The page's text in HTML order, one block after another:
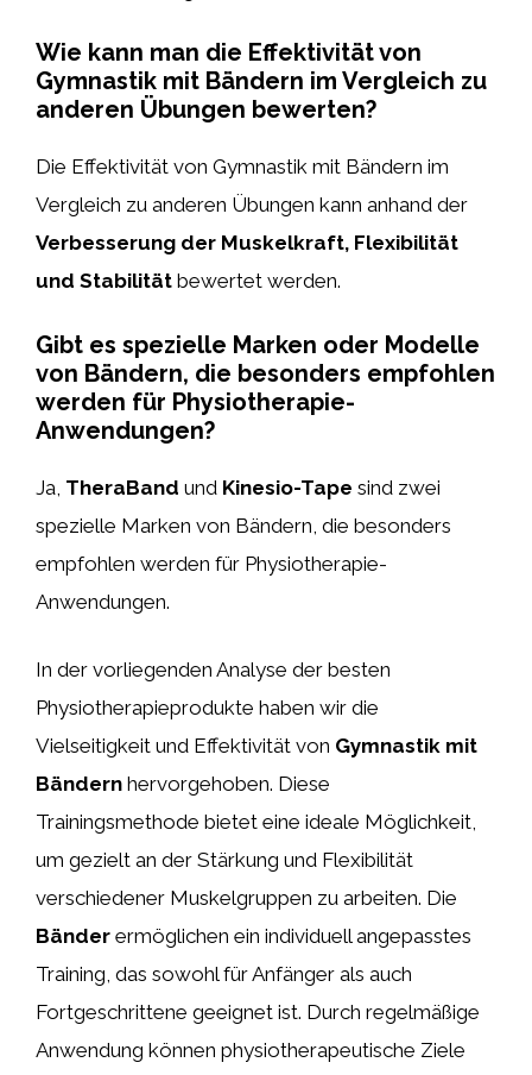
Wie kann man die Effektivität von
Gymnastik mit Bändern im Vergleich zu
anderen Übungen bewerten?
Die Effektivität von Gymnastik mit Bändern im
Vergleich zu anderen Übungen kann anhand der
Verbesserung der Muskelkraft, Flexibilität
und Stabilität bewertet werden.
Gibt es spezielle Marken oder Modelle
von Bändern, die besonders empfohlen
werden für Physiotherapie-
Anwendungen?
Ja, TheraBand und Kinesio-Tape sind zwei
spezielle Marken von Bändern, die besonders
empfohlen werden für Physiotherapie-
Anwendungen.
In der vorliegenden Analyse der besten
Physiotherapieprodukte haben wir die
Vielseitigkeit und Effektivität von Gymnastik mit
Bändern hervorgehoben. Diese
Trainingsmethode bietet eine ideale Möglichkeit,
um gezielt an der Stärkung und Flexibilität
verschiedener Muskelgruppen zu arbeiten. Die
Bänder ermöglichen ein individuell angepasstes
Training, das sowohl für Anfänger als auch
Fortgeschrittene geeignet ist. Durch regelmäßige
Anwendung können physiotherapeutische Ziele